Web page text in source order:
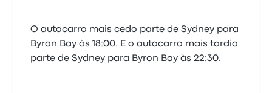
O autocarro mais cedo parte de Sydney para
Byron Bay às 18:00. E o autocarro mais tardio
parte de Sydney para Byron Bay às 22:30.